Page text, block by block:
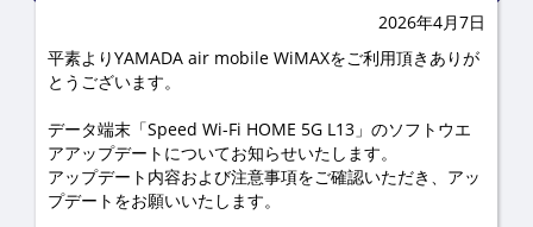
2026年4月7日
平素よりYAMADA air mobile WiMAXをご利用頂きありが
とうございます。
データ端末「Speed Wi-Fi HOME 5G L13」のソフトウエ
アアップデートについてお知らせいたします。
アップデート内容および注意事項をご確認いただき、アッ
プデートをお願いいたします。